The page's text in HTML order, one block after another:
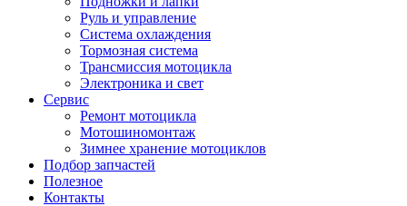
Руль и управление
Система охлаждения
Тормозная система
Трансмиссия мотоцикла
Электроника и свет
Сервис
Ремонт мотоцикла
Мотошиномонтаж
Зимнее хранение мотоциклов
Подбор запчастей
Полезное
Контакты